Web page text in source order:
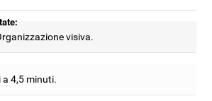
visiva.
a 4,5 minuti.